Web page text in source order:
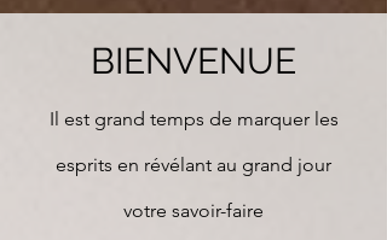
BIENVENUE
Il est grand temps de marquer les
esprits en révélant au grand jour
votre savoir-faire